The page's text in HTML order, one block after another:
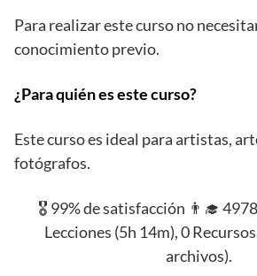
Para realizar este curso no
conocimiento previo.
¿Para quién es este curso?
Este curso es ideal para artistas,
fotógrafos.
🎖️ 99% de satisfacción 👨‍🎓
Lecciones (5h 14m), 0
archivos).